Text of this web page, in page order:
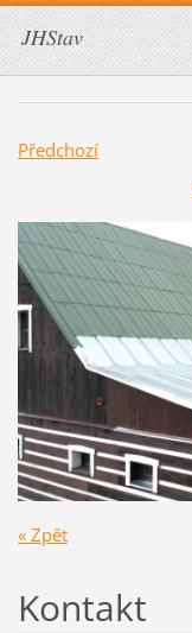
JHStav
Předchozí
« Zpět
Kontakt